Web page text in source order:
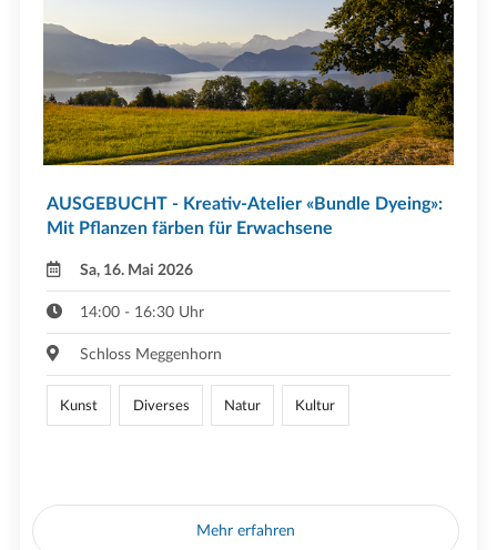
AUSGEBUCHT - Kreativ-Atelier «Bundle Dyeing»:
Mit Pflanzen färben für Erwachsene
Sa, 16. Mai 2026
14:00 - 16:30 Uhr
Schloss Meggenhorn
Kunst Diverses Natur Kultur
Mehr erfahren